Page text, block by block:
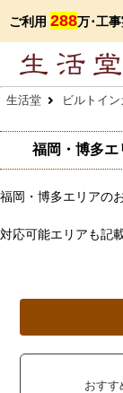
ご利用 288万･工
生活堂 ビルトイ
福岡・博多エ
福岡・博多エリアの
対応可能エリアも記
おすす